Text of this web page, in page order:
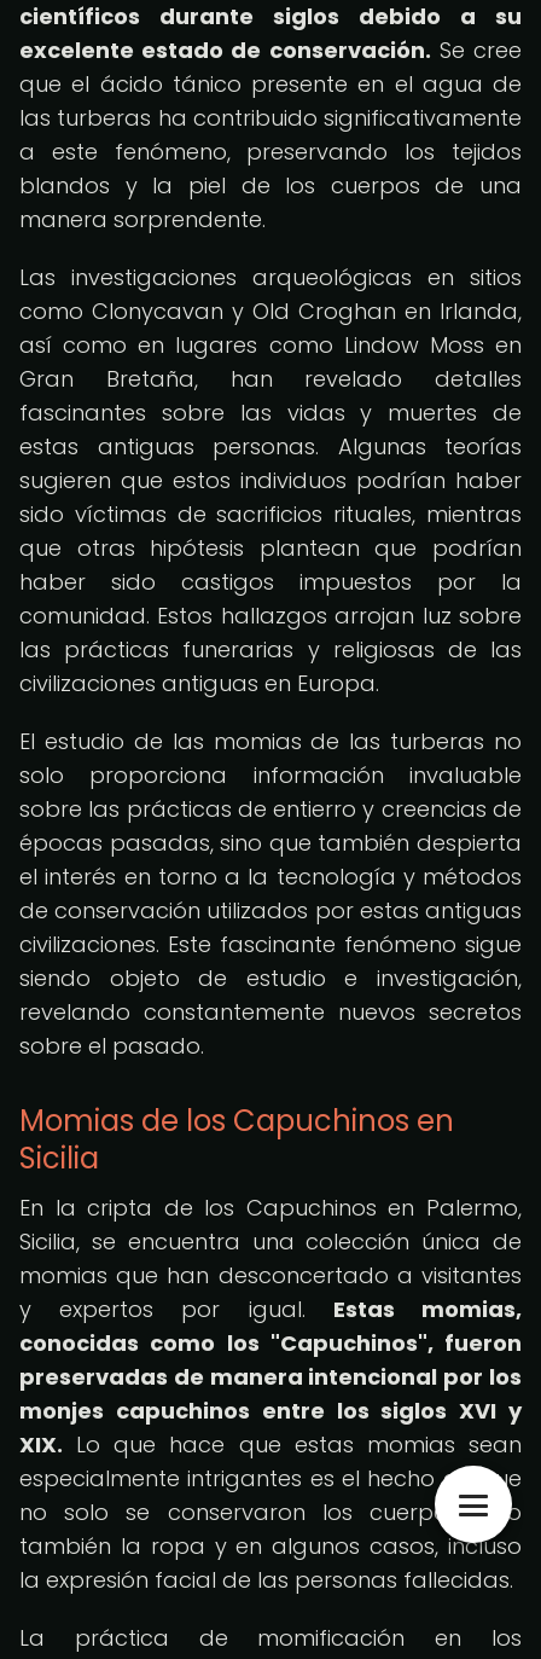
científicos durante siglos debido a su
excelente estado de conservación. Se cree
que el ácido tánico presente en el agua de
las turberas ha contribuido significativamente
a este fenómeno, preservando los tejidos
blandos y la piel de los cuerpos de una
manera sorprendente.
Las investigaciones arqueológicas en sitios
como Clonycavan y Old Croghan en Irlanda,
así como en lugares como Lindow Moss en
Gran Bretaña, han revelado detalles
fascinantes sobre las vidas y muertes de
estas antiguas personas. Algunas teorías
sugieren que estos individuos podrían haber
sido víctimas de sacrificios rituales, mientras
que otras hipótesis plantean que podrían
haber sido castigos impuestos por la
comunidad. Estos hallazgos arrojan luz sobre
las prácticas funerarias y religiosas de las
civilizaciones antiguas en Europa.
El estudio de las momias de las turberas no
solo proporciona información invaluable
sobre las prácticas de entierro y creencias de
épocas pasadas, sino que también despierta
el interés en torno a la tecnología y métodos
de conservación utilizados por estas antiguas
civilizaciones. Este fascinante fenómeno sigue
siendo objeto de estudio e investigación,
revelando constantemente nuevos secretos
sobre el pasado.
Momias de los Capuchinos en
Sicilia
En la cripta de los Capuchinos en Palermo,
Sicilia, se encuentra una colección única de
momias que han desconcertado a visitantes
y expertos por igual. Estas momias,
conocidas como los "Capuchinos", fueron
preservadas de manera intencional por los
monjes capuchinos entre los siglos XVI y
XIX. Lo que hace que estas momias sean
especialmente intrigantes es el hecho de que
no solo se conservaron los cuerpos, sino
también la ropa y en algunos casos, incluso
la expresión facial de las personas fallecidas.
La práctica de momificación en los